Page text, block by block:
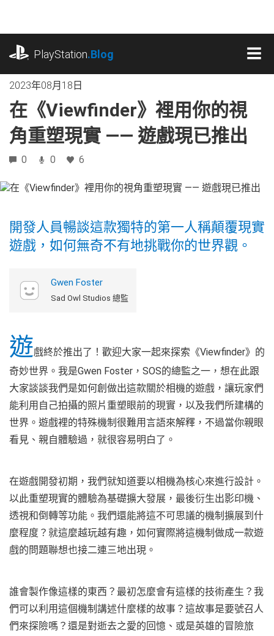
內
PlayStation.Blog
2023年08月18日
在《Viewfinder》裡用你的視
角重塑現實 —— 遊戲現已推出
0 0 6
開發人員暢談這款獨特的第一人稱顛覆現實
遊戲，如何無奇不有地挑戰你的世界觀。
Gwen Foster
Sad Owl Studios 總監
遊戲終於推出了！歡迎大家一起來探索《Viewfinder》的
奇妙世界。我是Gwen Foster，SOS的總監之一，想在此跟
大家談談我們是如何創做出這款關於相機的遊戲，讓玩家們
能利用自己拍攝的照片重塑眼前的現實，以及我們所建構的
世界。遊戲裡的特殊機制很難用言語來解釋，不過當你親眼
看見、親自體驗過，就很容易明白了。
在遊戲開發初期，我們就知道要以相機為核心來進行設計。
以此重塑現實的體驗為基礎擴大發展，最後衍生出影印機、
透視和倒轉等功能。我們還能將這不可思議的機制擴展到什
麼程度？就這麼越玩越有趣，如何實際將這機制做成一款遊
戲的問題聯想也接二連三地出現。
誰會製作像這樣的東西？最初怎麼會有這樣的技術產生？我
們可以利用這個機制講述什麼樣的故事？這故事是要號召人
們來探險嗎？還是對逝去之愛的回憶、或是英雄的冒險旅